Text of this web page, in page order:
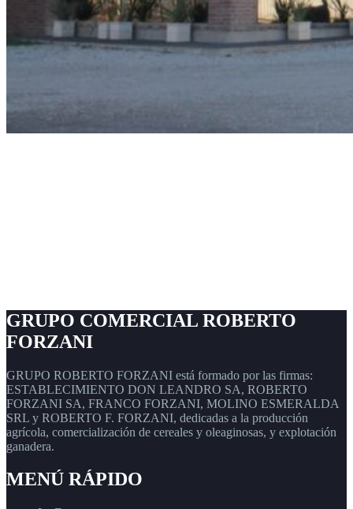
GRUPO COMERCIAL ROBERTO
FORZANI
GRUPO ROBERTO FORZANI está formado por las firmas:
ESTABLECIMIENTO DON LEANDRO SA, ROBERTO
FORZANI SA, FRANCO FORZANI, MOLINO ESMERALDA
SRL y ROBERTO F. FORZANI, dedicadas a la producción
agrícola, comercialización de cereales y oleaginosas, y explotación
ganadera.
MENÚ RÁPIDO